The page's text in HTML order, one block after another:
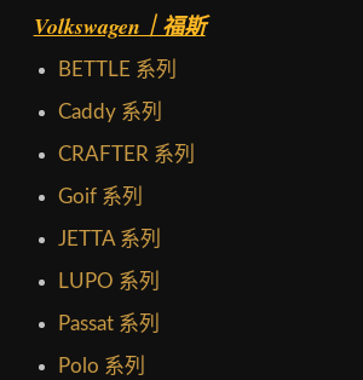
Volkswagen｜福斯
BETTLE 系列
Caddy 系列
CRAFTER 系列
Goif 系列
JETTA 系列
LUPO 系列
Passat 系列
Polo 系列